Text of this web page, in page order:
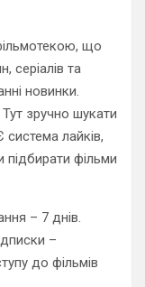
що
серіалів та
новинки.
зручно шукати
лайків,
фільми
– 7 днів.
–
до фільмів